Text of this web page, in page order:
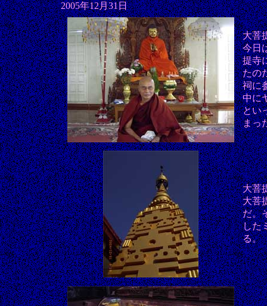
2005年12月31日
大菩
今日
提寺
たの
祠に
中に
とい
まっ
大菩
大菩
だ。
した
る。